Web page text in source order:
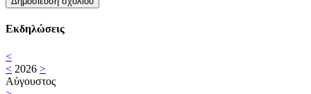
Εκδηλώσεις
<
< 2026 >
Αύγουστος